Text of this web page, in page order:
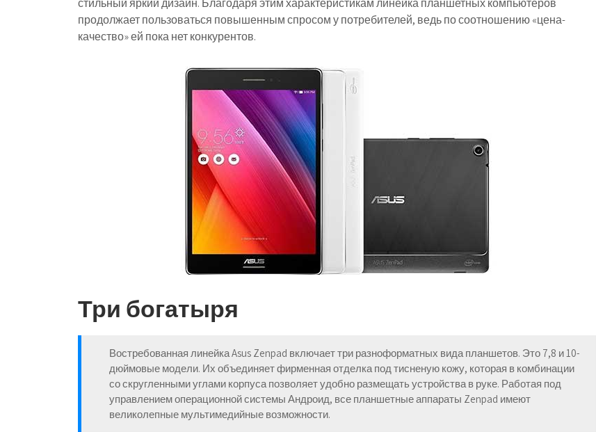
стильный яркий дизайн. Благодаря этим характеристикам линейка планшетных компьютеров
продолжает пользоваться повышенным спросом у потребителей, ведь по соотношению «цена-
качество» ей пока нет конкурентов.
Три богатыря
Востребованная линейка Asus Zenpad включает три разноформатных вида планшетов. Это 7,8 и 10-
дюймовые модели. Их объединяет фирменная отделка под тисненую кожу, которая в комбинации
со скругленными углами корпуса позволяет удобно размещать устройства в руке. Работая под
управлением операционной системы Андроид, все планшетные аппараты Zenpad имеют
великолепные мультимедийные возможности.